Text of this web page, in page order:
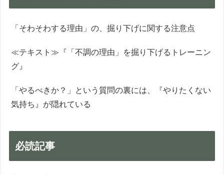
「そわそわする理由」の、掘り下げに関する注意点
≪テキスト≫『「不調の理由」を掘り下げるトレーニン
グ』
「やるべきか？」という質問の裏には、『やりたくない
気持ち』が隠れている
必読記事